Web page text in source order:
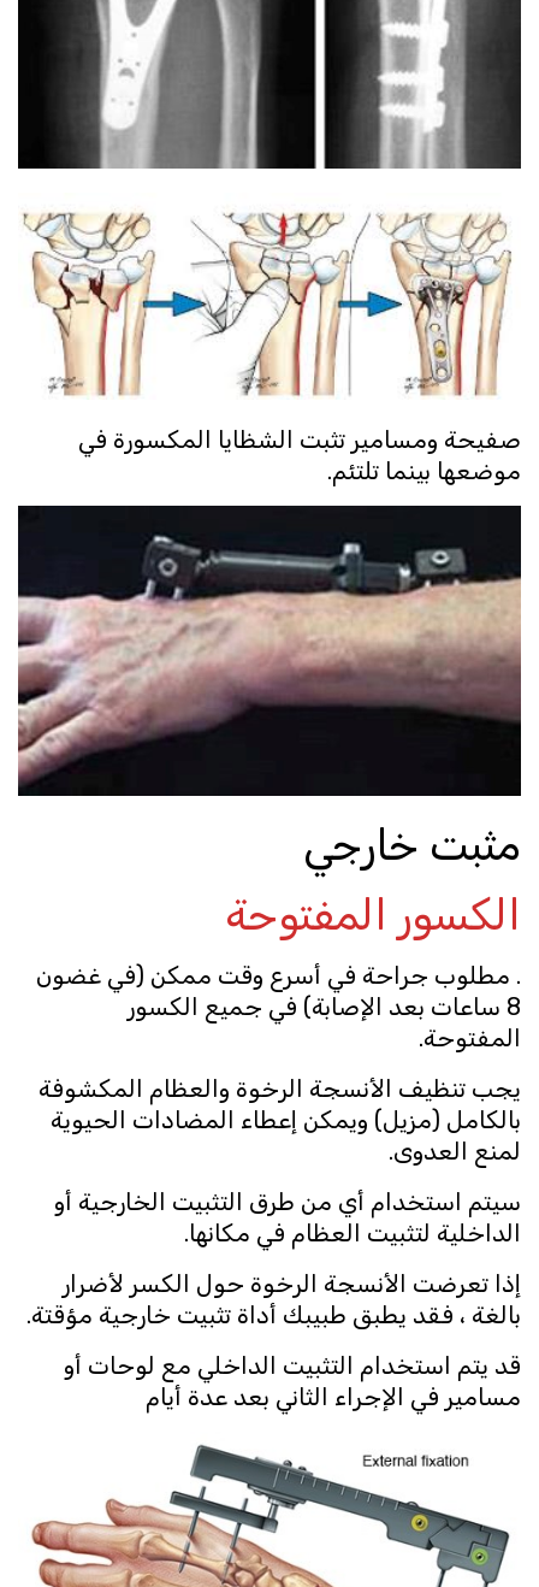
صفيحة ومسامير تثبت الشظايا المكسورة في
موضعها بينما تلتئم.
مثبت خارجي
الكسور المفتوحة
. مطلوب جراحة في أسرع وقت ممكن (في غضون
8 ساعات بعد الإصابة) في جميع الكسور
المفتوحة.
يجب تنظيف الأنسجة الرخوة والعظام المكشوفة
بالكامل (مزيل) ويمكن إعطاء المضادات الحيوية
لمنع العدوى.
سيتم استخدام أي من طرق التثبيت الخارجية أو
الداخلية لتثبيت العظام في مكانها.
إذا تعرضت الأنسجة الرخوة حول الكسر لأضرار
بالغة ، فقد يطبق طبيبك أداة تثبيت خارجية مؤقتة.
قد يتم استخدام التثبيت الداخلي مع لوحات أو
مسامير في الإجراء الثاني بعد عدة أيام